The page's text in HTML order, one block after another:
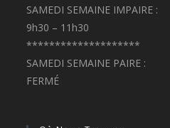
SAMEDI SEMAINE IMPAIRE :
9h30 – 11h30
********************
SAMEDI SEMAINE PAIRE :
FERMÉ